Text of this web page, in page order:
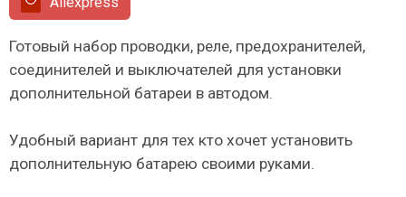
Готовый набор проводки, реле, предохранителей,
соединителей и выключателей для установки
дополнительной батареи в автодом.
Удобный вариант для тех кто хочет установить
дополнительную батарею своими руками.